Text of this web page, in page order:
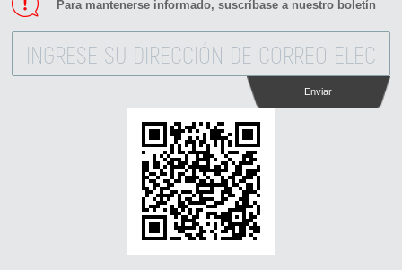
Para mantenerse informado, suscríbase a nuestro boletín
Enviar